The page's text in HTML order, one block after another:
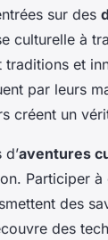
sur des
culturelle à
traditions et
par leurs
créent un
aventures
Participer
des
des